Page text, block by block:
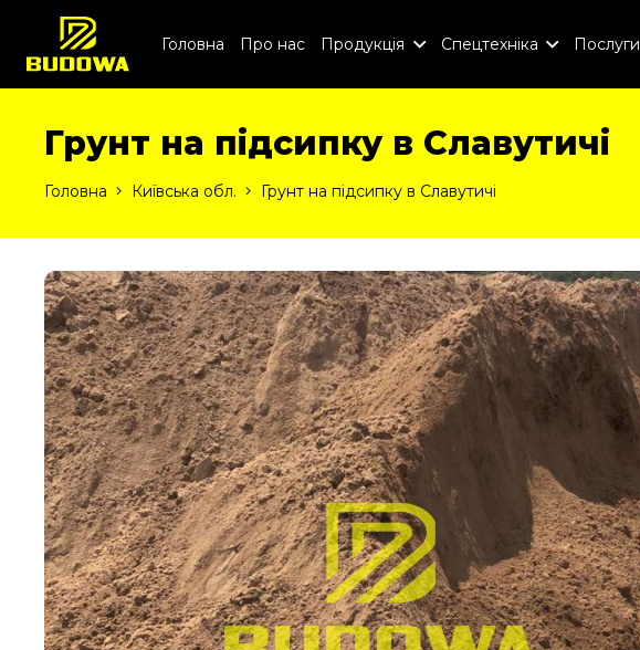
Головна Про нас Продукція Спецтехніка Послуги
Грунт на підсипку в Славутичі
Головна Київська обл. Грунт на підсипку в Славутичі